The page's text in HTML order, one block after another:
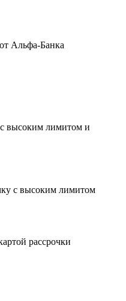
Альфа-Банка
с высоким лимитом и
с высоким лимитом
рассрочки